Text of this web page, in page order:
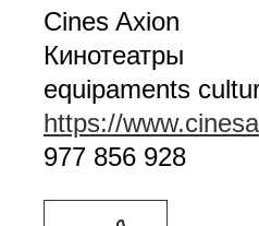
Cines Axion
Кинотеатры
equipaments
https://
977 856 928